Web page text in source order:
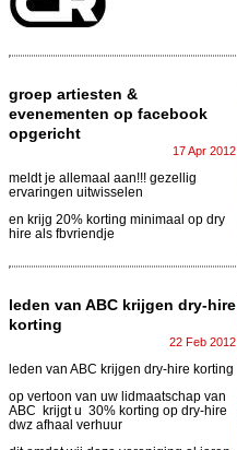
groep artiesten &
evenementen op facebook
opgericht
17 Apr 2012
meldt je allemaal aan!!! gezellig
ervaringen uitwisselen
en krijg 20% korting minimaal op dry
hire als fbvriendje
leden van ABC krijgen dry-hire
korting
22 Feb 2012
leden van ABC krijgen dry-hire korting
op vertoon van uw lidmaatschap van
ABC krijgt u 30% korting op dry-hire
dwz afhaal verhuur